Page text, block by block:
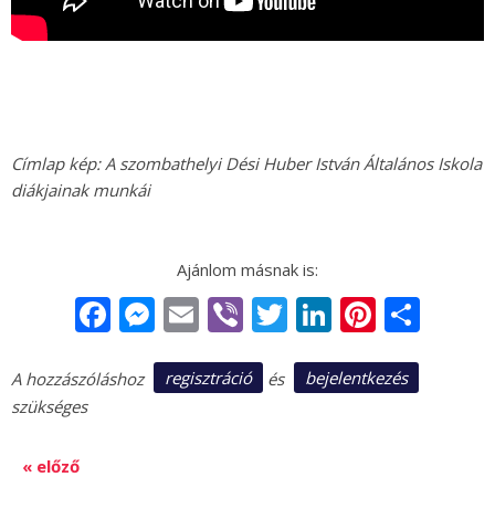
Címlap kép: A szombathelyi Dési Huber István Általános Iskola
diákjainak munkái
Facebook
Messenger
EmailViberTwitter
LinkedIn
A hozzászóláshoz regisztráció és
bejelentkezés
szükséges
« előző